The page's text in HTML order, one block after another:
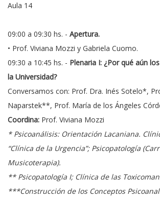
Aula 14
09:00 a 09:30 hs. - Apertura.
• Prof. Viviana Mozzi y Gabriela Cuomo.
09:30 a 10:45 hs. - Plenaria I: ¿Por qué aún
la Universidad?
Conversamos con: Prof. Dra. Inés Sotelo*,
Naparstek**, Prof. María de los Ángeles
Coordina: Prof. Viviana Mozzi
* Psicoanálisis: Orientación Lacaniana.
“Clínica de la Urgencia”; Psicopatología
Musicoterapia).
** Psicopatología I; Clínica de las
***Construcción de los Conceptos